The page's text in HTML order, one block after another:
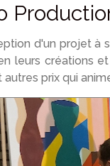
d'un projet à
leurs créations
autres prix qui